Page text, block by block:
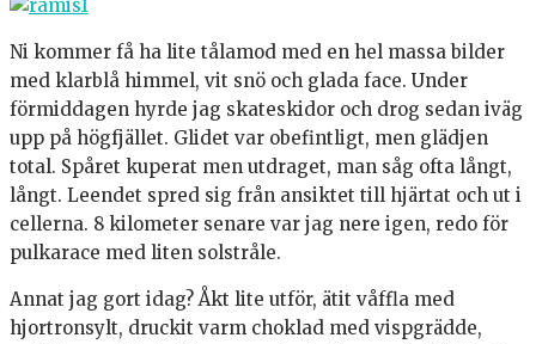
Ni kommer få ha lite tålamod med en hel massa bilder
med klarblå himmel, vit snö och glada face. Under
förmiddagen hyrde jag skateskidor och drog sedan iväg
upp på högfjället. Glidet var obefintligt, men glädjen
total. Spåret kuperat men utdraget, man såg ofta långt,
långt. Leendet spred sig från ansiktet till hjärtat och ut i
cellerna. 8 kilometer senare var jag nere igen, redo för
pulkarace med liten solstråle.
Annat jag gort idag? Åkt lite utför, ätit våffla med
hjortronsylt, druckit varm choklad med vispgrädde,